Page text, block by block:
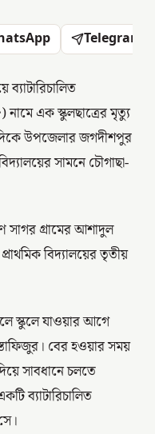
Telegram
এক স্কুলছাত্রের মৃত্যু
উপজেলার জগদীশপুর
সামনে চৌগাছা-
সাগর গ্রামের আশাদুল
বিদ্যালয়ের তৃতীয়
স্কুলে যাওয়ার আগে
বের হওয়ার সময়
সাবধানে চলতে
ব্যাটারিচালিত